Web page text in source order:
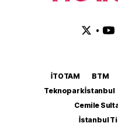
•
İTOTAM BTM
Teknopark İstanbul
Cemile
İstanbul